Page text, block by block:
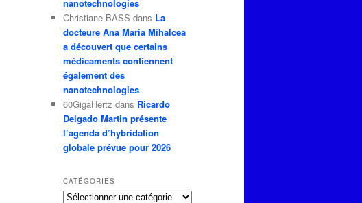
nanotechnologies
Christiane BASS dans La
docteure Ana Maria Mihalcea
a découvert que certains
médicaments contiennent
également des
nanotechnologies
60GigaHertz dans Ricardo
Delgado Martin présente
l’agenda d’hybridation
globale prévue pour 2026
CATÉGORIES
Catégories